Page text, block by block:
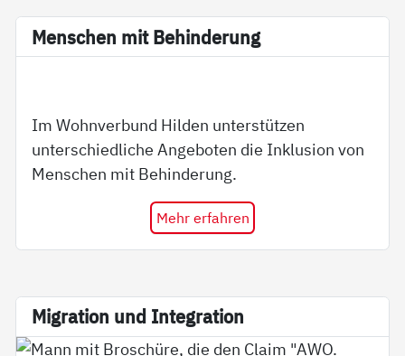
Men­schen mit Be­hin­de­rung
Im Wohnverbund Hilden unterstützen
unterschiedliche Angeboten die Inklusion von
Menschen mit Behinderung.
Mehr erfahren
Mi­g­ra­ti­on und In­te­g­ra­ti­on